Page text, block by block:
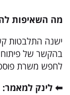
מה השאיפות
ישנה התלבטות
בהקשר של
לחפש משרת
⬅ לינק למאמר: